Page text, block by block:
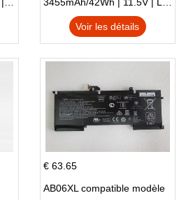
3653mAh/42WH | 11.52V | Li-ion ... 3455mAh/42Wh | 11.5V | Li-ion ...
Voir les détails
€ 63.65
AB06XL compatible modèle